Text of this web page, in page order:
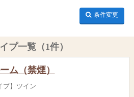
条件変更
プ一覧（1件）
ム（禁煙）
プ】ツイン